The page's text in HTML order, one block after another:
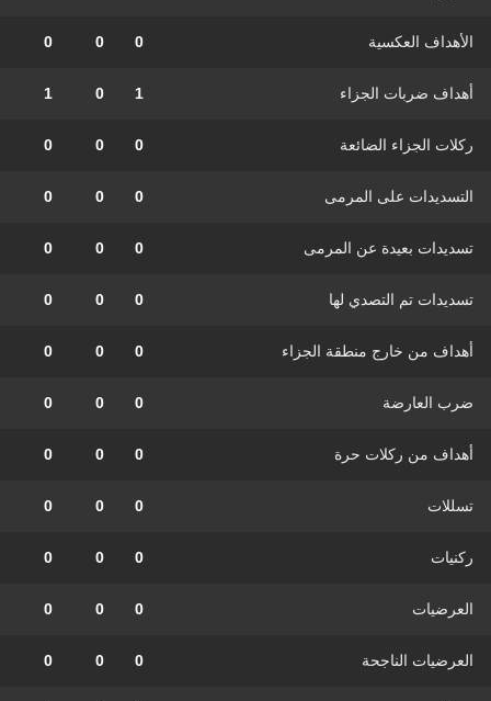
الأهداف العكسية 0
0
0
أهداف ضربات الجزاء 1
0
1
ركلات الجزاء الضائعة 0
0
0
التسديدات على المرمى 0
0
0
تسديدات بعيدة عن المرمى 0
0
0
تسديدات تم التصدي لها 0
0
0
أهداف من خارج منطقة الجزاء 0
0
0
ضرب العارضة 0
0
0
أهداف من ركلات حرة 0
0
0
تسللات 0
0
0
ركنيات 0
0
0
العرضيات 0
0
0
العرضيات الناجحة 0
0
0